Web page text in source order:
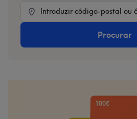
Procurar